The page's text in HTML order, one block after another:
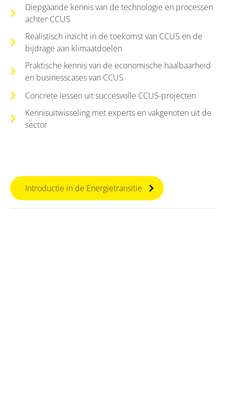
Diepgaande kennis van de technologie en processen
achter CCUS
Realistisch inzicht in de toekomst van CCUS en de
bijdrage aan klimaatdoelen
Praktische kennis van de economische haalbaarheid
en businesscases van CCUS
Concrete lessen uit succesvolle CCUS-projecten
Kennisuitwisseling met experts en vakgenoten uit de
sector
Introductie in de Energietransitie